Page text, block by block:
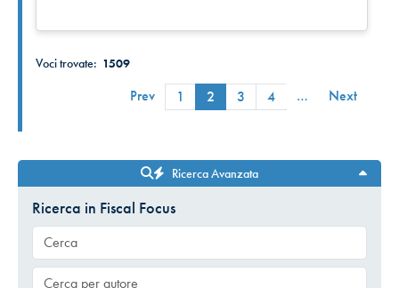
Voci trovate: 1509
Prev 1 2 3 4 … Next
Ricerca Avanzata
Ricerca in Fiscal Focus